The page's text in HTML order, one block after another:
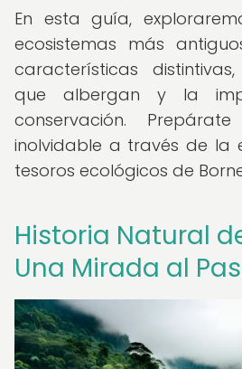
En esta guía,
ecosistemas más
características
que albergan y la
conservación.
inolvidable a través de la
tesoros ecológicos de
Historia Natural
Una Mirada al